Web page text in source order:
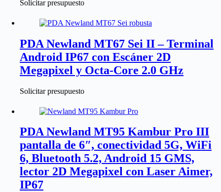
Solicitar presupuesto
PDA Newland MT67 Sei II – Terminal
Android IP67 con Escáner 2D
Megapixel y Octa‑Core 2.0 GHz
Solicitar presupuesto
PDA Newland MT95 Kambur Pro III
pantalla de 6″, conectividad 5G, WiFi
6, Bluetooth 5.2, Android 15 GMS,
lector 2D Megapixel con Laser Aimer,
IP67